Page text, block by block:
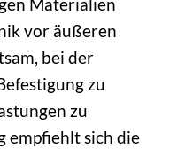
vor äußeren
bei der
zu
zu
empfiehlt sich die